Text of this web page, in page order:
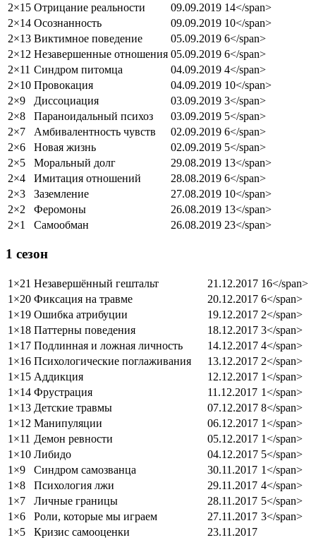
2×15 Отрицание реальности 09.09.2019 14</span>
2×14 Осознанность 09.09.2019 10</span>
2×13 Виктимное поведение 05.09.2019 6</span>
2×12 Незавершенные отношения 05.09.2019 6</span>
2×11 Синдром питомца 04.09.2019 4</span>
2×10 Провокация 04.09.2019 10</span>
2×9
Диссоциация 03.09.2019 3</span>
2×8
Параноидальный психоз 03.09.2019 5</span>
2×7
Амбивалентность чувств 02.09.2019 6</span>
2×6
Новая жизнь 02.09.2019 5</span>
2×5
Моральный долг 29.08.2019 13</span>
2×4
Имитация отношений 28.08.2019 6</span>
2×3
Заземление 27.08.2019 10</span>
2×2
Феромоны 26.08.2019 13</span>
2×1
Самообман 26.08.2019 23</span>
1 сезон
1×21 Незавершённый гештальт 21.12.2017 16</span>
1×20 Фиксация на травме 20.12.2017 6</span>
1×19 Ошибка атрибуции 19.12.2017 2</span>
1×18 Паттерны поведения 18.12.2017 3</span>
1×17 Подлинная и ложная личность 14.12.2017 4</span>
1×16 Психологические поглаживания 13.12.2017 2</span>
1×15 Аддикция 12.12.2017 1</span>
1×14 Фрустрация 11.12.2017 1</span>
1×13 Детские травмы 07.12.2017 8</span>
1×12 Манипуляции 06.12.2017 1</span>
1×11 Демон ревности 05.12.2017 1</span>
1×10 Либидо 04.12.2017 5</span>
1×9
Синдром самозванца 30.11.2017 1</span>
1×8
Психология лжи 29.11.2017 4</span>
1×7
Личные границы 28.11.2017 5</span>
1×6
Роли, которые мы играем 27.11.2017 3</span>
1×5
Кризис самооценки
23.11.2017